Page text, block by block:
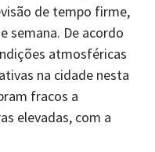
de tempo firme,
semana. De acordo
atmosféricas
na cidade nesta
fracos a
elevadas, com a